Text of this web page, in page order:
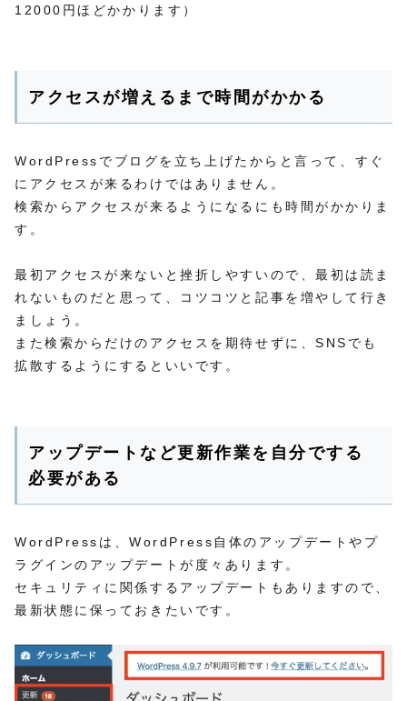
12000円ほどかかります）
アクセスが増えるまで時間がかかる
WordPressでブログを立ち上げたからと言って、すぐ
にアクセスが来るわけではありません。
検索からアクセスが来るようになるにも時間がかかりま
す。
最初アクセスが来ないと挫折しやすいので、最初は読ま
れないものだと思って、コツコツと記事を増やして行き
ましょう。
また検索からだけのアクセスを期待せずに、SNSでも
拡散するようにするといいです。
アップデートなど更新作業を自分でする
必要がある
WordPressは、WordPress自体のアップデートやプ
ラグインのアップデートが度々あります。
セキュリティに関係するアップデートもありますので、
最新状態に保っておきたいです。